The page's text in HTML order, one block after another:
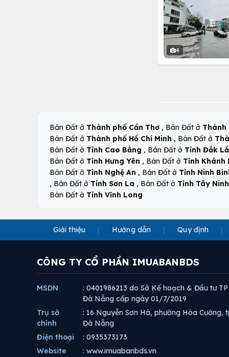
4
Bán Đất ở Thành phố Cần Thơ , Bán Đất ở Thành
Bán Đất ở Thành phố Hồ Chí Minh , Bán Đất ở
Bán Đất ở Tỉnh Cao Bằng , Bán Đất ở Tỉnh Đắk
Bán Đất ở Tỉnh Hưng Yên , Bán Đất ở Tỉnh Khánh
Bán Đất ở Tỉnh Nghệ An , Bán Đất ở Tỉnh Ninh
, Bán Đất ở Tỉnh Sơn La , Bán Đất ở Tỉnh Tây Ninh
Bán Đất ở Tỉnh Vĩnh Long
Giới thiệu Hướng dẫn Quy định
CÔNG TY CỔ PHẦN IMUABANBDS
MSDN
: 0401986213 do Sở Kế hoạch & Đầu tư TP
Đà Nẵng cấp ngày 01/7/2019
Trụ sở
chính
: 16 Nguyễn Sơn Hà, phường Hòa Cường,
Đà Nẵng
Điện thoại
: 0935373173
Website
: www.imuabanbds.vn